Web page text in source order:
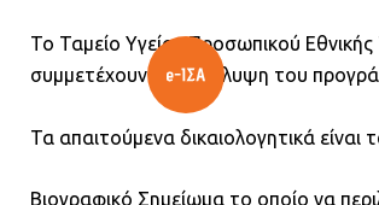
Το Ταμείο Υγείας Προσωπικού
συμμετέχουν στην κάλυψη του
Τα απαιτούμενα δικαιολογητικά είναι
Βιογραφικό Σημείωμα το οποίο να